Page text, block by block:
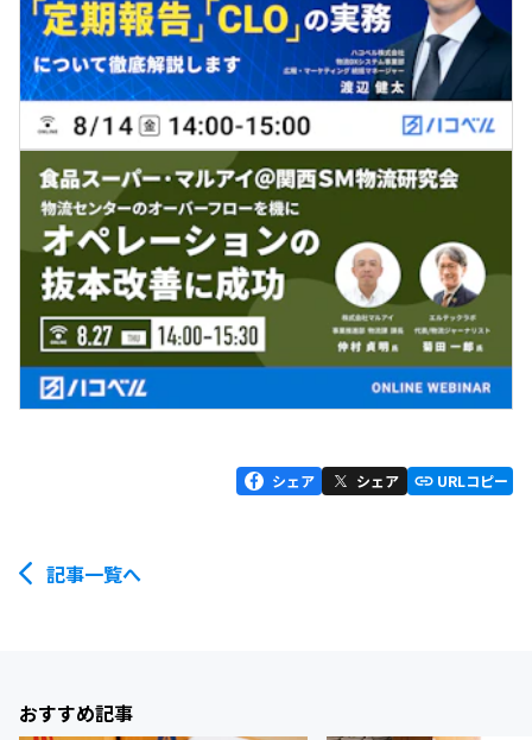
シェア シェア URLコピー
記事一覧へ
おすすめ記事